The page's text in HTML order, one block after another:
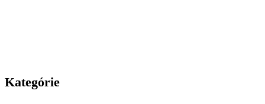
Kategórie